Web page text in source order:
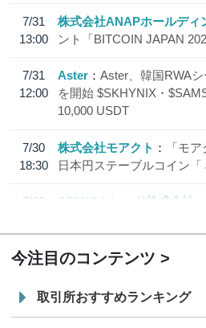
7/31
13:00
株式会社ANAPホールディ
ント「BITCOIN JAPAN
7/31
12:00
Aster
Aster、韓国RWA
を開始 $SKHYNIX・
10,000 USDT
7/30
18:30
株式会社モアクト
「モ
日本円ステーブルコイン
7/29
SBI VCトレード株式会社
今注目のコンテンツ
取引所おすすめランキング